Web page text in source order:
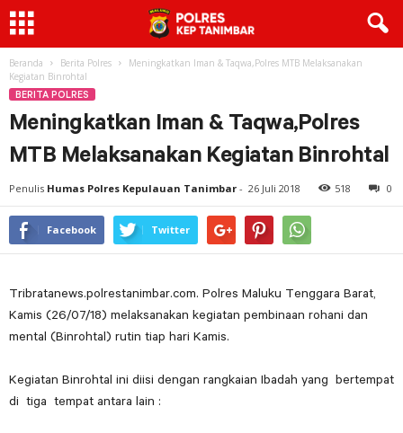
Beranda Berita Polres
Meningkatkan Iman & Taqwa,Polres MTB Melaksanakan
Kegiatan Binrohtal
BERITA POLRES
Meningkatkan Iman & Taqwa,Polres
MTB Melaksanakan Kegiatan Binrohtal
Penulis Humas Polres Kepulauan Tanimbar - 26 Juli 2018 518 0
Facebook Twitter
Tribratanews.polrestanimbar.com. Polres Maluku Tenggara Barat,
Kamis (26/07/18) melaksanakan kegiatan pembinaan rohani dan
mental (Binrohtal) rutin tiap hari Kamis.
Kegiatan Binrohtal ini diisi dengan rangkaian Ibadah yang bertempat
di tiga tempat antara lain :